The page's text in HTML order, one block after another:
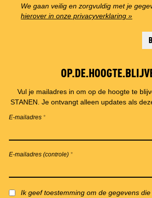
We gaan veilig en zorgvuldig met je
hierover in onze privacyverklaring »
Vul je mailadres in om op de hoogte te
STANEN. Je ontvangt alleen updates als
E-mailadres *
E-mailadres (controle) *
Ik geef toestemming om de gegevens